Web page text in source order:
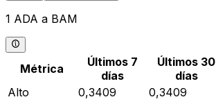
1 ADA a BAM
Métrica
Últimos 7
días
Últimos 30
días
Alto
0,3409 0,3409